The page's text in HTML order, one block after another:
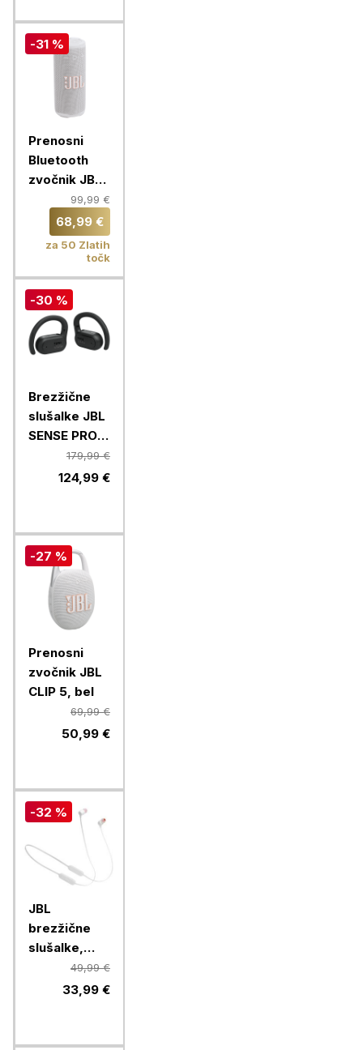
-31 %
Prenosni
Bluetooth
zvočnik JBL
Grip, white
99,99 €
68,99 €
za 50 Zlatih
točk
-30 %
Brezžične
slušalke JBL
SENSE PRO,
179,99 €
124,99 €
-27 %
Prenosni
zvočnik JBL
CLIP 5, bel
69,99 €
50,99 €
-32 %
JBL
brezžične
slušalke,
Tune 125BT,
White
49,99 €
33,99 €